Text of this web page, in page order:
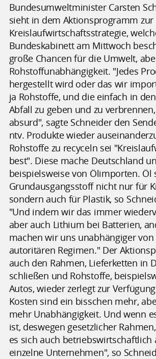
Bundesumweltminister Carsten
sieht in dem Aktionsprogramm
Kreislaufwirtschaftsstrategie,
Bundeskabinett am Mittwoch
große Chancen für die Umwelt,
Rohstoffunabhängigkeit. "Jedes
hergestellt wird oder das wir
ja Rohstoffe, und die einfach in
Abfall zu geben und zu
absurd", sagte Schneider den
ntv. Produkte wieder
Rohstoffe zu recyceln sei
best". Diese mache Deutschland
beispielsweise von Ölimporten. Öl
Grundausgangsstoff nicht nur für
sondern auch für Plastik, so
"Und indem wir das immer
aber auch Lithium bei Batterien,
machen wir uns unabhängiger
autoritären Regimen." Der
auch den Rahmen, Lieferketten in
schließen und Rohstoffe,
Autos, wieder zerlegt zur
Kosten sind ein bisschen mehr,
mehr Unabhängigkeit. Und wenn
ist, deswegen gesetzlicher
es sich auch betriebswirtschaftlich
einzelne Unternehmen", so